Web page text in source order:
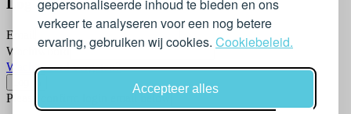
gepersonaliseerde inhoud te bieden en ons
verkeer te analyseren voor een nog betere
ervaring, gebruiken wij cookies. Cookiebeleid.
Accepteer alles
Log In
Email
Wachtwoord
Wachtwoord vergeten?
Please confirm login email below